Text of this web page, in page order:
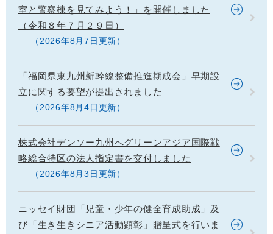
室と警察棟を見てみよう！」を開催しました
（令和８年７月２９日）
2026年8月7日更新
「福岡県東九州新幹線整備推進期成会」早期設
立に関する要望が提出されました
2026年8月4日更新
株式会社デンソー九州へグリーンアジア国際戦
略総合特区の法人指定書を交付しました
2026年8月3日更新
ニッセイ財団「児童・少年の健全育成助成」及
び「生き生きシニア活動顕彰」贈呈式を行いま